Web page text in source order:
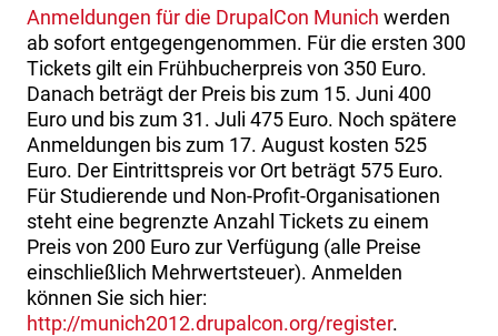
Anmeldungen für die DrupalCon Munich werden
ab sofort entgegengenommen. Für die ersten 300
Tickets gilt ein Frühbucherpreis von 350 Euro.
Danach beträgt der Preis bis zum 15. Juni 400
Euro und bis zum 31. Juli 475 Euro. Noch spätere
Anmeldungen bis zum 17. August kosten 525
Euro. Der Eintrittspreis vor Ort beträgt 575 Euro.
Für Studierende und Non-Profit-Organisationen
steht eine begrenzte Anzahl Tickets zu einem
Preis von 200 Euro zur Verfügung (alle Preise
einschließlich Mehrwertsteuer). Anmelden
können Sie sich hier:
http://munich2012.drupalcon.org/register.